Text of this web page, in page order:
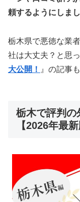
頼するようにしま
栃木県で悪徳な業
社は大丈夫？と思
大公開！ 』の記事
栃木で評判の
【2026年最新